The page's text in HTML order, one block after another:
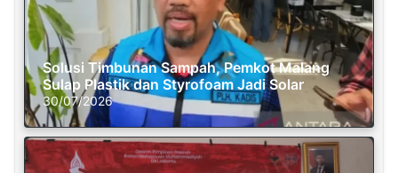
Solusi Timbunan Sampah, Pemkot Malang
Sulap Plastik dan Styrofoam Jadi Solar
30/07/2026